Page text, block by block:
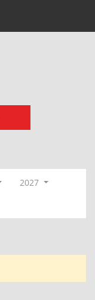
2027